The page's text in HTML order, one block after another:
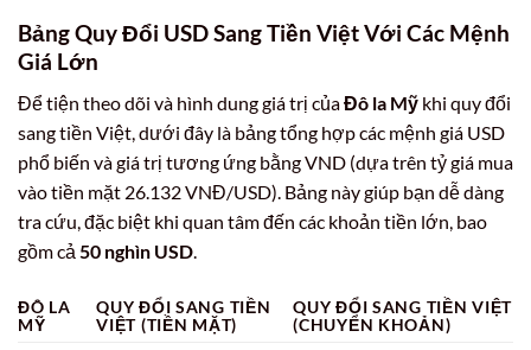
Bảng Quy Đổi USD Sang Tiền Việt Với Các Mệnh
Giá Lớn
Để tiện theo dõi và hình dung giá trị củaĐô la Mỹ khi quy đổi
sang tiền Việt, dưới đây là bảng tổng hợp các mệnh giá USD
phổ biến và giá trị tương ứng bằng VND (dựa trên tỷ giá mua
vào tiền mặt 26.132 VNĐ/USD). Bảng này giúp bạn dễ dàng
tra cứu, đặc biệt khi quan tâm đến các khoản tiền lớn, bao
gồm cả 50 nghìn USD
ĐÔ LA
MỸ
QUY ĐỔI SANG TIỀN
VIỆT (TIỀN MẶT)
QUY ĐỔI SANG TIỀN VIỆT
(CHUYỂN KHOẢN)